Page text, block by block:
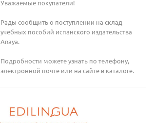
Уважаемые покупатели!
Рады сообщить о поступлении на склад
учебных пособий испанского издательства
Anaya.
Подробности можете узнать по телефону,
электронной почте или на сайте в каталоге.
политикой
конфидициальности
политикой
конфидициальности